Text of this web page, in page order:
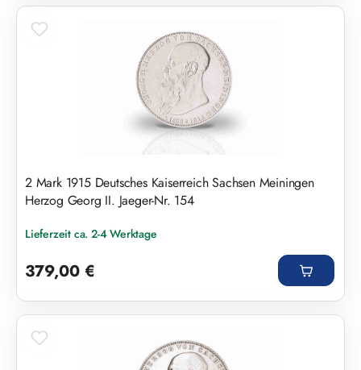
2 Mark 1915 Deutsches Kaiserreich Sachsen Meiningen
Herzog Georg II. Jaeger-Nr. 154
Lieferzeit ca. 2-4 Werktage
379,00 €